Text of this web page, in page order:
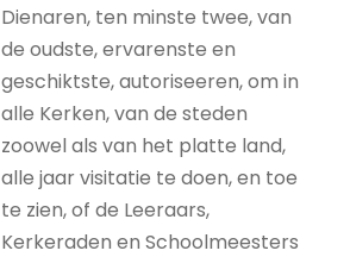
Dienaren, ten minste twee, van
de oudste, ervarenste en
geschiktste, autoriseeren, om in
alle Kerken, van de steden
zoowel als van het platte land,
alle jaar visitatie te doen, en toe
te zien, of de Leeraars,
Kerkeraden en Schoolmeesters